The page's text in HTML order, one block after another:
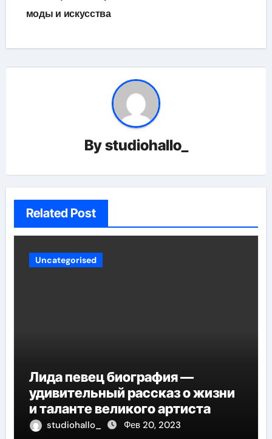
моды и искусства
Bystudiohallo_
Related Post
Uncategorised
Лида певец биография —
удивительный рассказ о жизни
и таланте великого артиста
studiohallo_ Фев 20, 2023